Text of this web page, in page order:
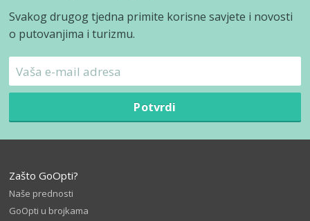
Svakog drugog tjedna primite korisne savjete i novosti
o putovanjima i turizmu.
Potvrdi
Zašto GoOpti?
Naše prednosti
GoOpti u brojkama